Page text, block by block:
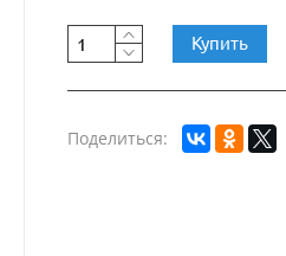
Купить
Поделиться: